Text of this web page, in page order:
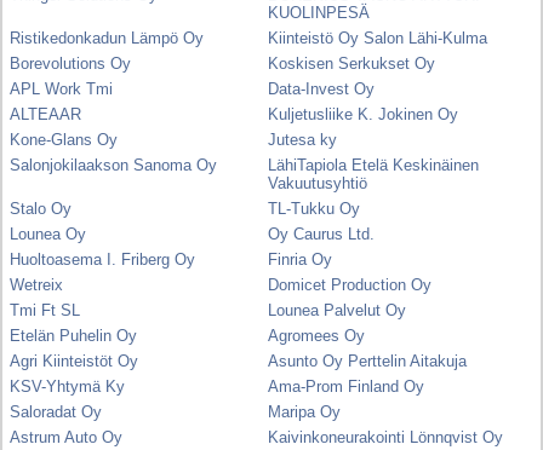
KUOLINPESÄ
Ristikedonkadun Lämpö Oy
Kiinteistö Oy Salon Lähi-Kulma
Borevolutions Oy
Koskisen Serkukset Oy
APL Work Tmi
Data-Invest Oy
ALTEAAR
Kuljetusliike K. Jokinen Oy
Kone-Glans Oy
Jutesa ky
Salonjokilaakson Sanoma Oy
LähiTapiola Etelä Keskinäinen
Vakuutusyhtiö
Stalo Oy
TL-Tukku Oy
Lounea Oy
Oy Caurus Ltd.
Huoltoasema I. Friberg Oy
Finria Oy
Wetreix
Domicet Production Oy
Tmi Ft SL
Lounea Palvelut Oy
Etelän Puhelin Oy
Agromees Oy
Agri Kiinteistöt Oy
Asunto Oy Perttelin Aitakuja
KSV-Yhtymä Ky
Ama-Prom Finland Oy
Saloradat Oy
Maripa Oy
Astrum Auto Oy
Kaivinkoneurakointi Lönnqvist Oy